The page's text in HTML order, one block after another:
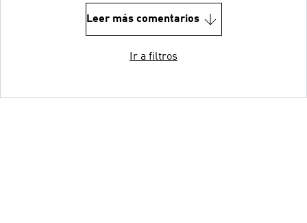
Leer más comentarios
Ir a filtros